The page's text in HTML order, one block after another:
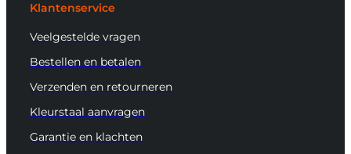
Klantenservice
Veelgestelde vragen
Bestellen en betalen
Verzenden en retourneren
Kleurstaal aanvragen
Garantie en klachten